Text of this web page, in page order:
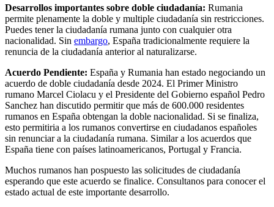
Desarrollos importantes sobre doble ciudadanía: Rumania
permite plenamente la doble y multiple ciudadanía sin restricciones.
Puedes tener la ciudadanía rumana junto con cualquier otra
nacionalidad. Sin embargo, España tradicionalmente requiere la
renuncia de la ciudadanía anterior al naturalizarse.
Acuerdo Pendiente: España y Rumania han estado negociando un
acuerdo de doble ciudadanía desde 2024. El Primer Ministro
rumano Marcel Ciolacu y el Presidente del Gobierno español Pedro
Sanchez han discutido permitir que más de 600.000 residentes
rumanos en España obtengan la doble nacionalidad. Si se finaliza,
esto permitiria a los rumanos convertirse en ciudadanos españoles
sin renunciar a la ciudadanía rumana. Similar a los acuerdos que
España tiene con países latinoamericanos, Portugal y Francia.
Muchos rumanos han pospuesto las solicitudes de ciudadanía
esperando que este acuerdo se finalice. Consultanos para conocer el
estado actual de este importante desarrollo.